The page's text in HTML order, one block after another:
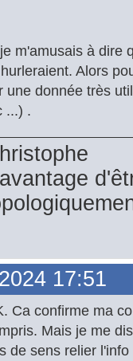
m'amusais à dire
Alors
une donnée très
...) .
17:51
Ca confirme ma
Mais je me
de sens relier